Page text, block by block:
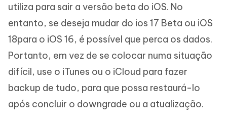
utiliza para sair a versão beta do iOS. No
entanto, se deseja mudar do ios 17 Beta ou iOS
18para o iOS 16, é possível que perca os dados.
Portanto, em vez de se colocar numa situação
difícil, use o iTunes ou o iCloud para fazer
backup de tudo, para que possa restaurá-lo
após concluir o downgrade ou a atualização.